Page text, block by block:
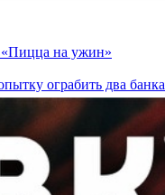
«Пицца на ужин»
ограбить два банка